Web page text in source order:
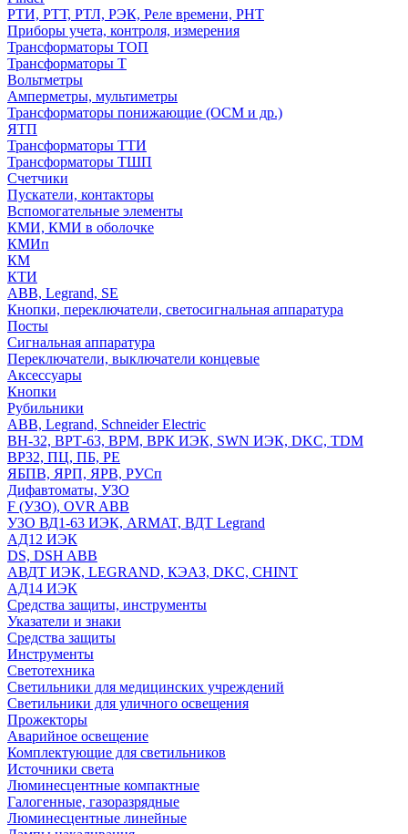
РТИ, РТТ, РТЛ, РЭК, Реле времени, РНТ
Приборы учета, контроля, измерения
Трансформаторы ТОП
Трансформаторы Т
Вольтметры
Амперметры, мультиметры
Трансформаторы понижающие (ОСМ и др.)
ЯТП
Трансформаторы ТТИ
Трансформаторы ТШП
Счетчики
Пускатели, контакторы
Вспомогательные элементы
КМИ, КМИ в оболочке
КМИп
КМ
КТИ
ABB, Legrand, SE
Кнопки, переключатели, светосигнальная аппаратура
Посты
Cигнальная аппаратура
Переключатели, выключатели концевые
Аксессуары
Кнопки
Рубильники
ABB, Legrand, Schneider Electric
ВН-32, ВРТ-63, ВРМ, ВРК ИЭК, SWN ИЭК, DKC, TDM
ВР32, ПЦ, ПБ, РЕ
ЯБПВ, ЯРП, ЯРВ, РУСп
Дифавтоматы, УЗО
F (УЗО), OVR ABB
УЗО ВД1-63 ИЭК, ARMAT, ВДТ Legrand
АД12 ИЭК
DS, DSH ABB
АВДТ ИЭК, LEGRAND, КЭАЗ, DKC, CHINT
АД14 ИЭК
Средства защиты, инструменты
Указатели и знаки
Средства защиты
Инструменты
Светотехника
Светильники для медицинских учреждений
Светильники для уличного освещения
Прожекторы
Аварийное освещение
Комплектующие для светильников
Источники света
Люминесцентные компактные
Галогенные, газоразрядные
Люминесцентные линейные